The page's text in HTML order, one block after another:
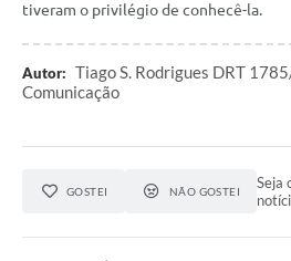
tiveram o privilégio de conhecê-la.
Autor: Tiago S. Rodrigues DRT
Comunicação
GOSTEI NÃO GOSTEI
Seja